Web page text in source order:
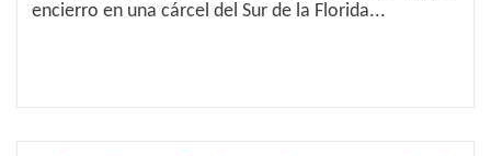
encierro en una cárcel del Sur de la Florida...